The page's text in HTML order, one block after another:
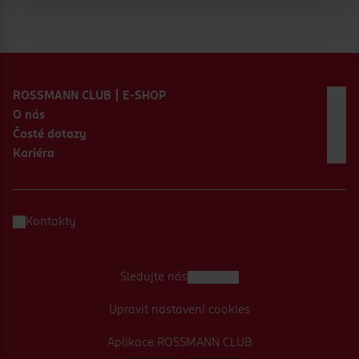
ROSSMANN CLUB | E-SHOP
O nás
Časté dotazy
Kariéra
Kontakty
Aplikace ROSSMANN CLUB
Sledujte nás
Upravit nastavení cookies